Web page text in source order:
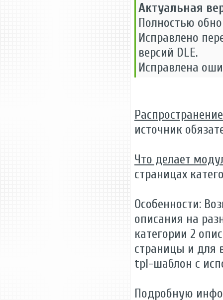
Актуальная
Полностью
Исправлено
версий DLE.
Исправлена
источник
Что делает
страницах
Особенности:
описания на
категории 2
страницы и для
tpl-шаблон с
Подробную